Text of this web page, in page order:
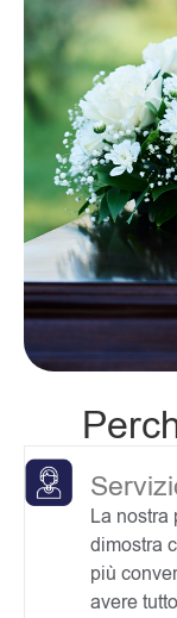
La nostra
dimostra
più
avere